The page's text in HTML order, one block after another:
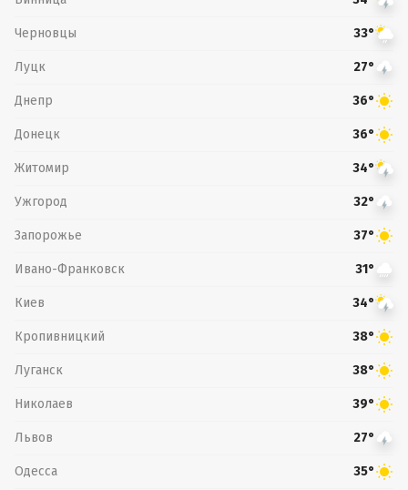
Черновцы 33°
Луцк 27°
Днепр 36°
Донецк 36°
Житомир 34°
Ужгород 32°
Запорожье 37°
Ивано-Франковск 31°
Киев 34°
Кропивницкий 38°
Луганск 38°
Николаев 39°
Львов 27°
Одесса 35°